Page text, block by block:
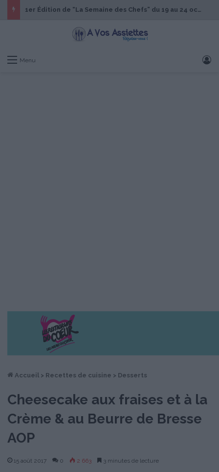
1er Édition de “La Semaine des Chefs” du 19 au 24 octobre 2026
Menu
Accueil > Recettes de cuisine > Desserts
Cheesecake aux fraises et à la
Crème & au Beurre de Bresse
AOP
15 août 2017 0 2 663 3 minutes de lecture